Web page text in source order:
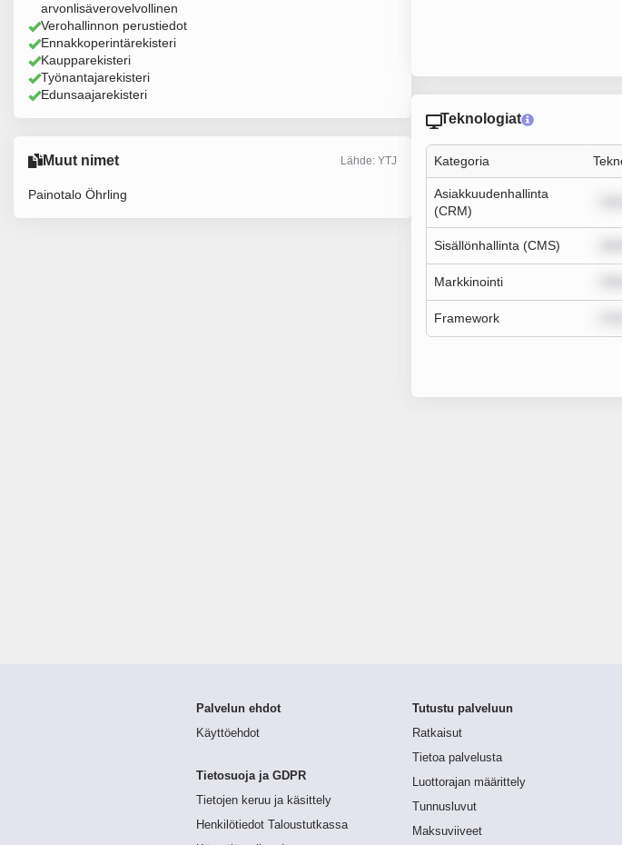
arvonlisäverovelvollinen
Verohallinnon perustiedot
Ennakkoperintärekisteri
Kaupparekisteri
Työnantajarekisteri
Edunsaajarekisteri
Muut nimet Lähde: YTJ
Painotalo Öhrling
Teknologiat
Kategoria
Asiakkuudenhallinta
(CRM)
Sisällönhallinta (CMS)
Markkinointi
Framework
Palvelun ehdot
Käyttöehdot
Tietosuoja ja GDPR
Tietojen keruu ja käsittely
Henkilötiedot Taloustutkassa
Tutustu palveluun
Ratkaisut
Tietoa palvelusta
Luottorajan määrittely
Tunnusluvut
Maksuviiveet